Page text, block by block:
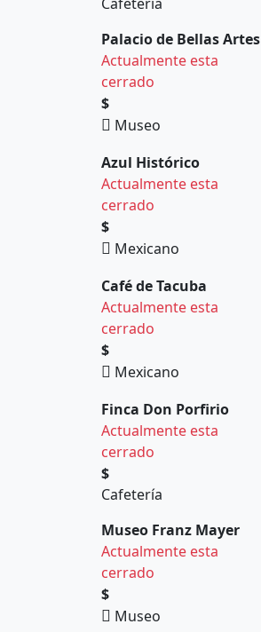
Palacio de Bellas Artes
Actualmente esta
cerrado
$
Museo
Azul Histórico
Actualmente esta
cerrado
$
Mexicano
Café de Tacuba
Actualmente esta
cerrado
$
Mexicano
Finca Don Porfirio
Actualmente esta
cerrado
$
Cafetería
Museo Franz Mayer
Actualmente esta
cerrado
$
Museo